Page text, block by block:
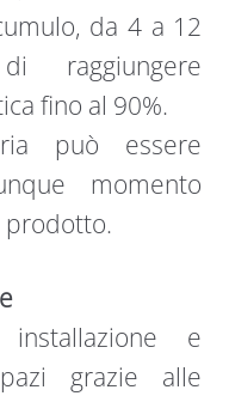
da 4 a 12
raggiungere
fino al 90%.
può essere
momento
prodotto.
e
grazie alle